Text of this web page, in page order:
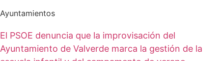
Ayuntamientos
El PSOE denuncia que la improvisación del
Ayuntamiento de Valverde marca la gestión de la